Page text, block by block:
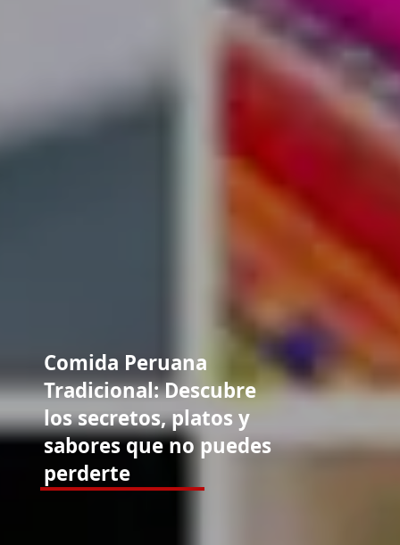
Comida Peruana
Tradicional: Descubre
los secretos, platos y
sabores que no puedes
perderte